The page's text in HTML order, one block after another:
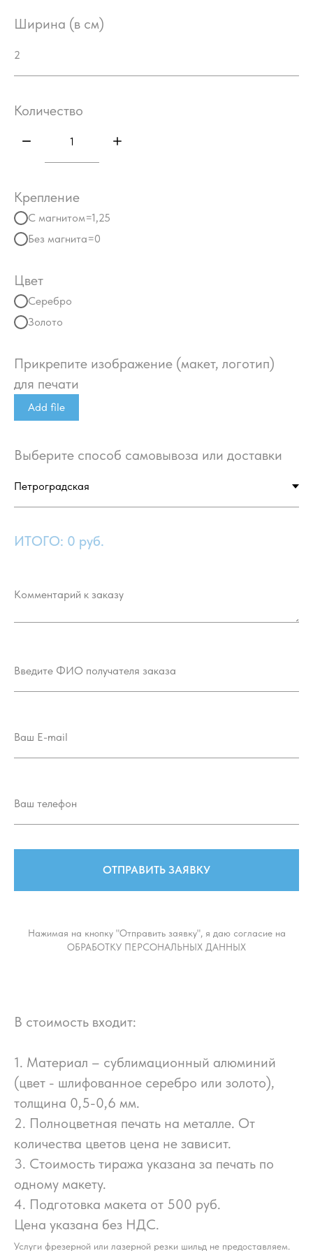
Ширина (в см)
Количество
Крепление
С магнитом=1,25
Без магнита=0
Цвет
Серебро
Золото
Прикрепите изображение (макет, логотип)
для печати
Add file
Выберите способ самовывоза или доставки
ИТОГО: 0 руб.
ОТПРАВИТЬ ЗАЯВКУ
Нажимая на кнопку "Отправить заявку", я даю согласие на
ОБРАБОТКУ ПЕРСОНАЛЬНЫХ ДАННЫХ
В стоимость входит:
1. Материал – сублимационный алюминий
(цвет - шлифованное серебро или золото),
толщина 0,5-0,6 мм.
2. Полноцветная печать на металле. От
количества цветов цена не зависит.
3. Стоимость тиража указана за печать по
одному макету.
4. Подготовка макета от 500 руб.
Цена указана без НДС.
Услуги фрезерной или лазерной резки шильд не предоставляем.